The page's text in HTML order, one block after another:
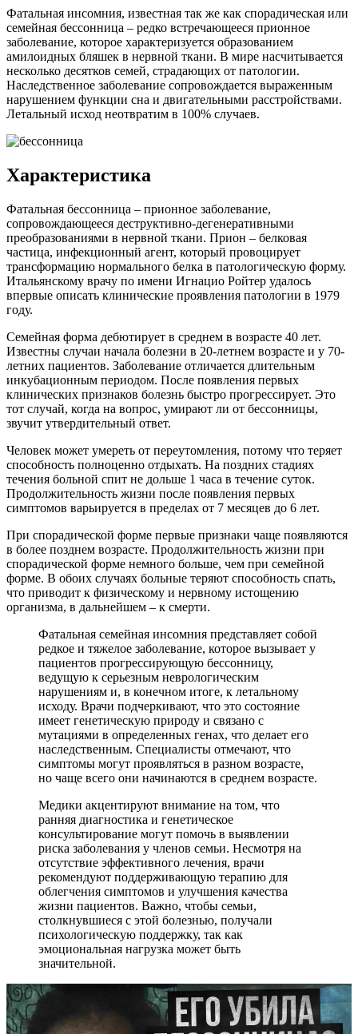
Фатальная инсомния, известная так же как спорадическая или
семейная бессонница – редко встречающееся прионное
заболевание, которое характеризуется образованием
амилоидных бляшек в нервной ткани. В мире насчитывается
несколько десятков семей, страдающих от патологии.
Наследственное заболевание сопровождается выраженным
нарушением функции сна и двигательными расстройствами.
Летальный исход неотвратим в 100% случаев.
Характеристика
Фатальная бессонница – прионное заболевание,
сопровождающееся деструктивно-дегенеративными
преобразованиями в нервной ткани. Прион – белковая
частица, инфекционный агент, который провоцирует
трансформацию нормального белка в патологическую форму.
Итальянскому врачу по имени Игнацио Ройтер удалось
впервые описать клинические проявления патологии в 1979
году.
Семейная форма дебютирует в среднем в возрасте 40 лет.
Известны случаи начала болезни в 20-летнем возрасте и у 70-
летних пациентов. Заболевание отличается длительным
инкубационным периодом. После появления первых
клинических признаков болезнь быстро прогрессирует. Это
тот случай, когда на вопрос, умирают ли от бессонницы,
звучит утвердительный ответ.
Человек может умереть от переутомления, потому что теряет
способность полноценно отдыхать. На поздних стадиях
течения больной спит не дольше 1 часа в течение суток.
Продолжительность жизни после появления первых
симптомов варьируется в пределах от 7 месяцев до 6 лет.
При спорадической форме первые признаки чаще появляются
в более позднем возрасте. Продолжительность жизни при
спорадической форме немного больше, чем при семейной
форме. В обоих случаях больные теряют способность спать,
что приводит к физическому и нервному истощению
организма, в дальнейшем – к смерти.
Фатальная семейная инсомния представляет собой
редкое и тяжелое заболевание, которое вызывает у
пациентов прогрессирующую бессонницу,
ведущую к серьезным неврологическим
нарушениям и, в конечном итоге, к летальному
исходу. Врачи подчеркивают, что это состояние
имеет генетическую природу и связано с
мутациями в определенных генах, что делает его
наследственным. Специалисты отмечают, что
симптомы могут проявляться в разном возрасте,
но чаще всего они начинаются в среднем возрасте.
Медики акцентируют внимание на том, что
ранняя диагностика и генетическое
консультирование могут помочь в выявлении
риска заболевания у членов семьи. Несмотря на
отсутствие эффективного лечения, врачи
рекомендуют поддерживающую терапию для
облегчения симптомов и улучшения качества
жизни пациентов. Важно, чтобы семьи,
столкнувшиеся с этой болезнью, получали
психологическую поддержку, так как
эмоциональная нагрузка может быть
значительной.